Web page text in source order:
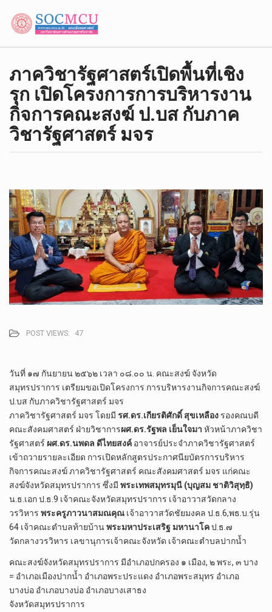
ภาควิชารัฐศาสตร์เปิดพื้นที่เชิง
รุก เปิดโครงการการบริหารงาน
กิจการคณะสงฆ์ ป.บส กับภาค
วิชารัฐศาสตร์ มจร
POST VIEWS: 47
วันที่ ๑๗ กันยายน ๒๕๖๒ เวลา ๐๘.๐๐ น. คณะสงฆ์ จังหวัด
สมุทรปราการ เตรียมขอเปิดโครงการ การบริหารงานกิจการคณะสงฆ์
ป.บส กับภาควิชารัฐศาสตร์ มจร
ภาควิชารัฐศาสตร์ มจร โดยมี รศ.ดร.เกียรติศักดิ์ สุขเหลือง รองคณบดี
คณะสังคมศาสตร์ ฝ่ายวิชาการผศ.ดร.รัฐพล เย็นใจมา หัวหน้าภาควิชา
รัฐศาสตร์ ผศ.ดร.นพดล ดีไทยสงค์ อาจารย์ประจำภาควิชารัฐศาสตร์
เข้าถวายรายละเอียด การเปิดหลักสูตรประกาศนียบัตรการบริหาร
กิจการคณะสงฆ์ ภาควิชารัฐศาสตร์ คณะสังคมศาสตร์ มจร แก่คณะ
สงฆ์จังหวัดสมุทรปราการ ซึ่งมี พระเทพสมุทรมุนี (บุญสม ชาติวิสุทฺธิ)
น.ธ.เอก ป.ธ.9 เจ้าคณะจังหวัดสมุทรปราการ เจ้าอาวาสวัดกลาง
วรวิหาร พระครูภาวนาสมณคุณ เจ้าอาวาสวัดชัยมงคล ป.ธ.6,พธ.บ.รุ่น
64 เจ้าคณะตำบลท้ายบ้านพระมหาประเสริฐ มหานาโคป.ธ.๗
วัดกลางวรวิหาร เลขานุการเจ้าคณะจังหวัด เจ้าคณะตำบลปากน้ำ
คณะสงฆ์จังหวัดสมุทรปราการ มีอำเภอปกครอง ๑ เมือง, ๒ พระ, ๓ บาง
= อำเภอเมืองปากน้ำ อำเภอพระประแดง อำเภอพระสมุทร อำเภอ
บางบ่อ อำเภอบางบ่อ อำเภอบางเสาธง
จังหวัดสมุทรปราการ